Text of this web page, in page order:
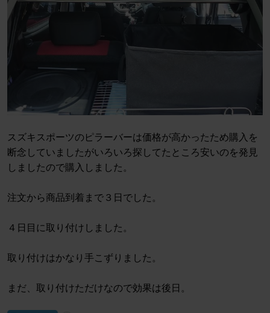
スズキスポーツのピラーバーは価格が高かったため購入を
断念していましたがいろいろ探してたところ安いのを発見
しましたので購入しました。
注文から商品到着まで３日でした。
４日目に取り付けしました。
取り付けはかなり手こずりました。
まだ、取り付けただけなので効果は後日。